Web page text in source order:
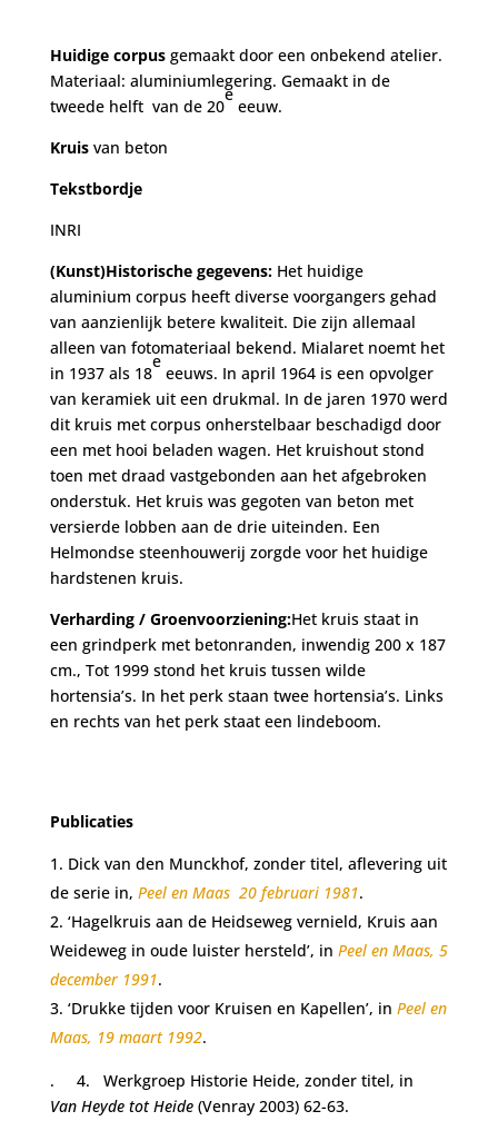
Huidige corpus gemaakt door een onbekend atelier.
Materiaal: aluminiumlegering. Gemaakt in de
tweede helft van de 20
e
eeuw.
Kruis van beton
Tekstbordje
INRI
(Kunst)Historische gegevens: Het huidige
aluminium corpus heeft diverse voorgangers gehad
van aanzienlijk betere kwaliteit. Die zijn allemaal
alleen van fotomateriaal bekend. Mialaret noemt het
in 1937 als 18
e
eeuws. In april 1964 is een opvolger
van keramiek uit een drukmal. In de jaren 1970 werd
dit kruis met corpus onherstelbaar beschadigd door
een met hooi beladen wagen. Het kruishout stond
toen met draad vastgebonden aan het afgebroken
onderstuk. Het kruis was gegoten van beton met
versierde lobben aan de drie uiteinden. Een
Helmondse steenhouwerij zorgde voor het huidige
hardstenen kruis.
Verharding / Groenvoorziening:Het kruis staat in
een grindperk met betonranden, inwendig 200 x 187
cm., Tot 1999 stond het kruis tussen wilde
hortensia’s. In het perk staan twee hortensia’s. Links
en rechts van het perk staat een lindeboom.
Publicaties
Dick van den Munckhof, zonder titel, aflevering uit
de serie in, Peel en Maas 20 februari 1981.
‘Hagelkruis aan de Heidseweg vernield, Kruis aan
Weideweg in oude luister hersteld’, in Peel en Maas, 5
december 1991.
‘Drukke tijden voor Kruisen en Kapellen’, in Peel en
Maas, 19 maart 1992.
. 4. Werkgroep Historie Heide, zonder titel, in
Van Heyde tot Heide(Venray 2003) 62-63.